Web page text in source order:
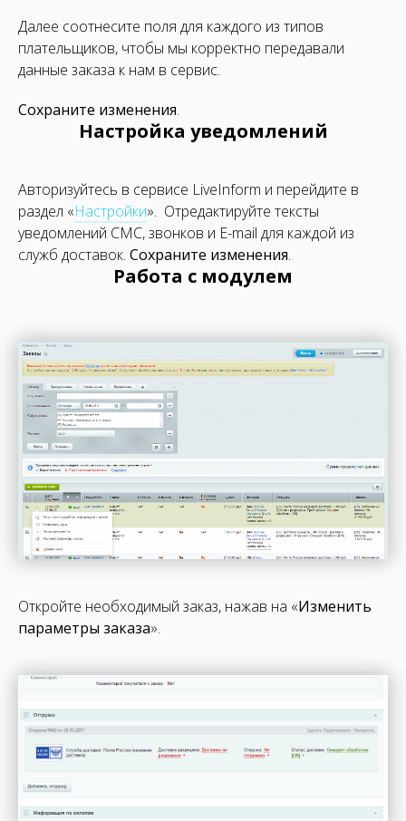
Далее соотнесите поля для каждого из типов
плательщиков, чтобы мы корректно передавали
данные заказа к нам в сервис.
Сохраните изменения.
Настройка уведомлений
Авторизуйтесь в сервисе LiveInform и перейдите в
раздел «Настройки». Отредактируйте тексты
уведомлений СМС, звонков и E-mail для каждой из
служб доставок. Сохраните изменения.
Работа с модулем
Откройте необходимый заказ, нажав на «Изменить
параметры заказа».